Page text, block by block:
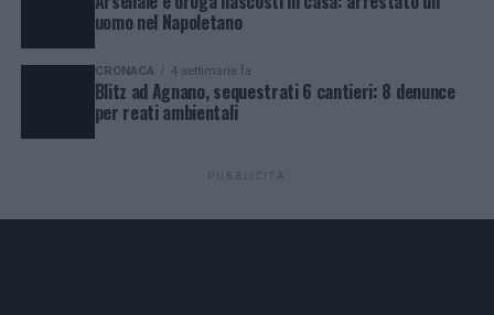
uomo nel Napoletano
CRONACA 4 settimane fa
Blitz ad Agnano, sequestrati 6 cantieri: 8 denunce
per reati ambientali
PUBBLICITÀ